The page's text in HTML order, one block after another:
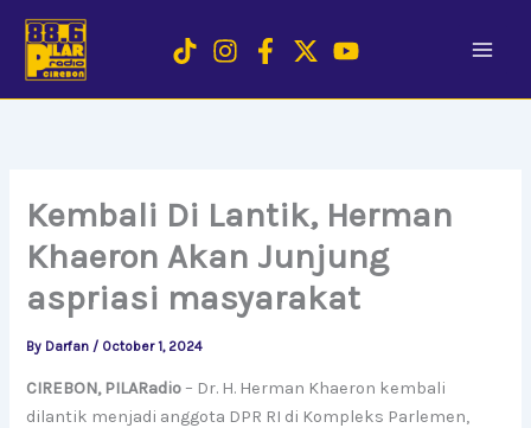
content
Kembali Di Lantik, Herman
Khaeron Akan Junjung
aspriasi masyarakat
By Darfan / October 1, 2024
CIREBON, PILARadio– Dr. H. Herman Khaeron kembali
dilantik menjadi anggota DPR RI di Kompleks Parlemen,